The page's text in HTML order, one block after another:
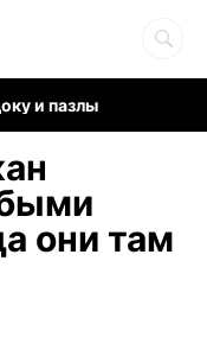
и пазлы
они там